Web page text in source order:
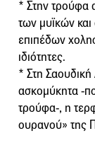
* Στην τρούφα
των μυϊκών
επιπέδων
ιδιότητες.
* Στη
ασκομύκητα -
τρούφα-, η
ουρανού» της